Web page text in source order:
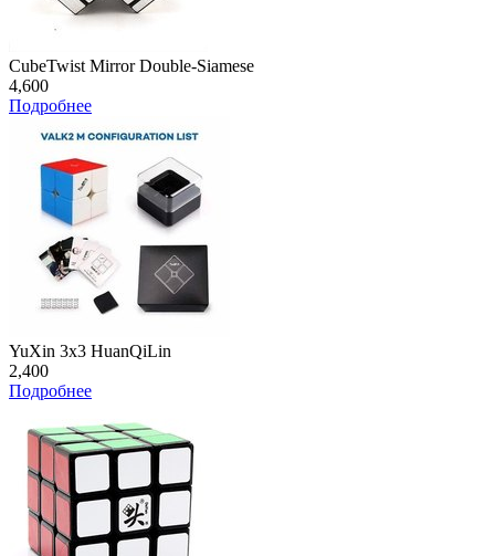
CubeTwist Mirror Double-Siamese
4,600
Подробнее
YuXin 3x3 HuanQiLin
2,400
Подробнее